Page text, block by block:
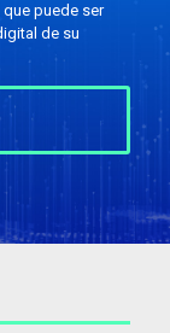
que puede ser
de su